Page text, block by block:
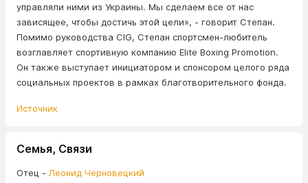
управляли ними из Украины. Мы сделаем все от нас
зависящее, чтобы достичь этой цели», - говорит Степан.
Помимо руководства CIG, Степан спортсмен-любитель
возглавляет спортивную компанию Elite Boxing Promotion.
Он также выступает инициатором и спонсором целого ряда
социальных проектов в рамках благотворительного фонда.
Источник
Семья, Связи
Отец - Леонид Черновецкий